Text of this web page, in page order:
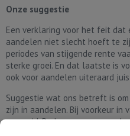
Onze suggestie
Een verklaring voor het feit dat
aandelen niet slecht hoeft te
periodes van stijgende rente
sterke groei. En dat laatste is
ook voor aandelen uiteraard
Suggestie wat ons betreft is
zijn in aandelen. Bij voorkeur in
gespreid. De kans op een goed